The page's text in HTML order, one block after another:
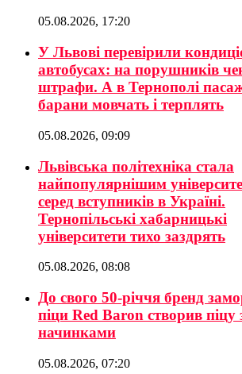
05.08.2026, 17:20
У Львові перевірили
автобусах: на порушників
штрафи. А в Тернополі
барани мовчать і терплять
05.08.2026, 09:09
Львівська політехніка стала
найпопулярнішим
серед вступників в Україні.
Тернопільські хабарницькі
університети тихо заздрять
05.08.2026, 08:08
До свого 50-річчя бренд
піци Red Baron створив піцу
начинками
05.08.2026, 07:20